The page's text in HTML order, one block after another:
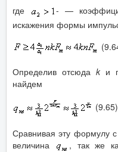
где
- —
искажения формы
Определив отсюда kи
найдем
(9.65)
Сравнивая эту формулу
величина
, так же